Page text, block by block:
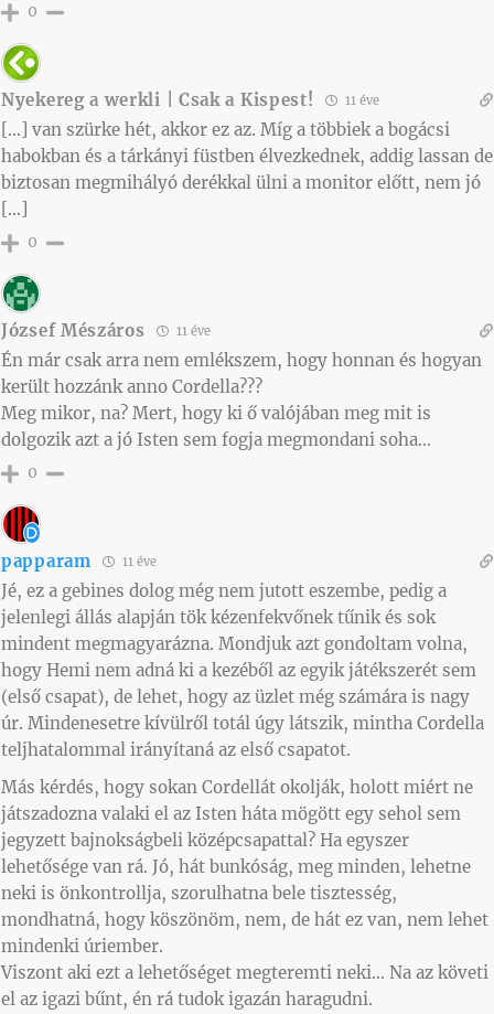
0
Nyekereg a werkli | Csak a Kispest! 11 éve
[…] van szürke hét, akkor ez az. Míg a többiek a bogácsi
habokban és a tárkányi füstben élvezkednek, addig lassan de
biztosan megmihályó derékkal ülni a monitor előtt, nem jó
[…]
0
József Mészáros 11 éve
Én már csak arra nem emlékszem, hogy honnan és hogyan
került hozzánk anno Cordella???
Meg mikor, na? Mert, hogy ki ő valójában meg mit is
dolgozik azt a jó Isten sem fogja megmondani soha…
0
papparam 11 éve
Jé, ez a gebines dolog még nem jutott eszembe, pedig a
jelenlegi állás alapján tök kézenfekvőnek tűnik és sok
mindent megmagyarázna. Mondjuk azt gondoltam volna,
hogy Hemi nem adná ki a kezéből az egyik játékszerét sem
(első csapat), de lehet, hogy az üzlet még számára is nagy
úr. Mindenesetre kívülről totál úgy látszik, mintha Cordella
teljhatalommal irányítaná az első csapatot.
Más kérdés, hogy sokan Cordellát okolják, holott miért ne
játszadozna valaki el az Isten háta mögött egy sehol sem
jegyzett bajnokságbeli középcsapattal? Ha egyszer
lehetősége van rá. Jó, hát bunkóság, meg minden, lehetne
neki is önkontrollja, szorulhatna bele tisztesség,
mondhatná, hogy köszönöm, nem, de hát ez van, nem lehet
mindenki úriember.
Viszont aki ezt a lehetőséget megteremti neki… Na az követi
el az igazi bűnt, én rá tudok igazán haragudni.